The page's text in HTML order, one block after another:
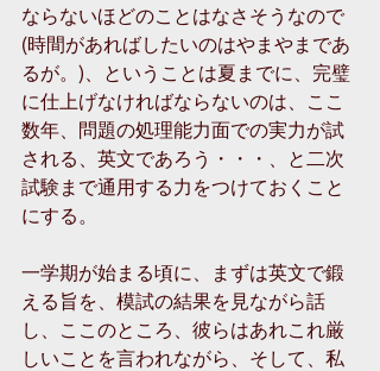
ならないほどのことはなさそうなので
(時間があればしたいのはやまやまであ
るが。)、ということは夏までに、完璧
に仕上げなければならないのは、ここ
数年、問題の処理能力面での実力が試
される、英文であろう・・・、と二次
試験まで通用する力をつけておくこと
にする。
一学期が始まる頃に、まずは英文で鍛
える旨を、模試の結果を見ながら話
し、ここのところ、彼らはあれこれ厳
しいことを言われながら、そして、私